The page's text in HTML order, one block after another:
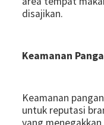
disajikan.
Keamanan
Keamanan
untuk reputasi
yang